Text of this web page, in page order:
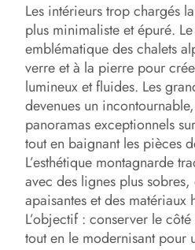
Les intérieurs trop chargés
plus minimaliste et épuré.
emblématique des chalets
verre et à la pierre pour
lumineux et fluides. Les
devenues un
panoramas exceptionnels
tout en baignant les pièces
L’esthétique montagnarde
avec des lignes plus
apaisantes et des matériaux
L’objectif : conserver le
tout en le modernisant pour